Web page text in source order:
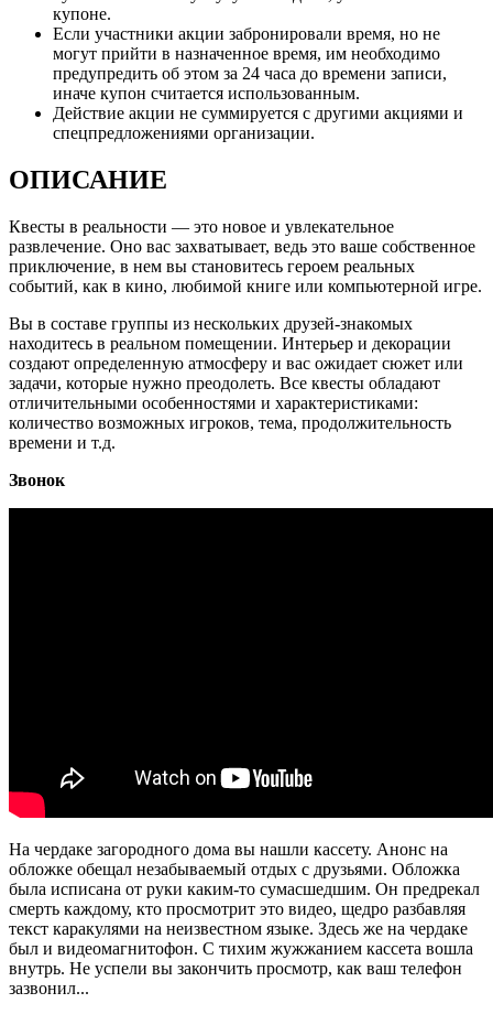
купоне.
Если участники акции забронировали время, но не
могут прийти в назначенное время, им необходимо
предупредить об этом за 24 часа до времени записи,
иначе купон считается использованным.
Действие акции не суммируется с другими акциями и
спецпредложениями организации.
ОПИСАНИЕ
Квесты в реальности — это новое и увлекательное
развлечение. Оно вас захватывает, ведь это ваше собственное
приключение, в нем вы становитесь героем реальных
событий, как в кино, любимой книге или компьютерной игре.
Вы в составе группы из нескольких друзей-знакомых
находитесь в реальном помещении. Интерьер и декорации
создают определенную атмосферу и вас ожидает сюжет или
задачи, которые нужно преодолеть. Все квесты обладают
отличительными особенностями и характеристиками:
количество возможных игроков, тема, продолжительность
времени и т.д.
Звонок
На чердаке загородного дома вы нашли кассету. Анонс на
обложке обещал незабываемый отдых с друзьями. Обложка
была исписана от руки каким-то сумасшедшим. Он предрекал
смерть каждому, кто просмотрит это видео, щедро разбавляя
текст каракулями на неизвестном языке. Здесь же на чердаке
был и видеомагнитофон. С тихим жужжанием кассета вошла
внутрь. Не успели вы закончить просмотр, как ваш телефон
зазвонил...